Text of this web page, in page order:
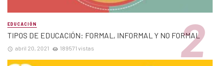
EDUCACIÓN
TIPOS DE EDUCACIÓN: FORMAL, INFORMAL Y NO FORMAL
abril 20, 2021 189571 vistas